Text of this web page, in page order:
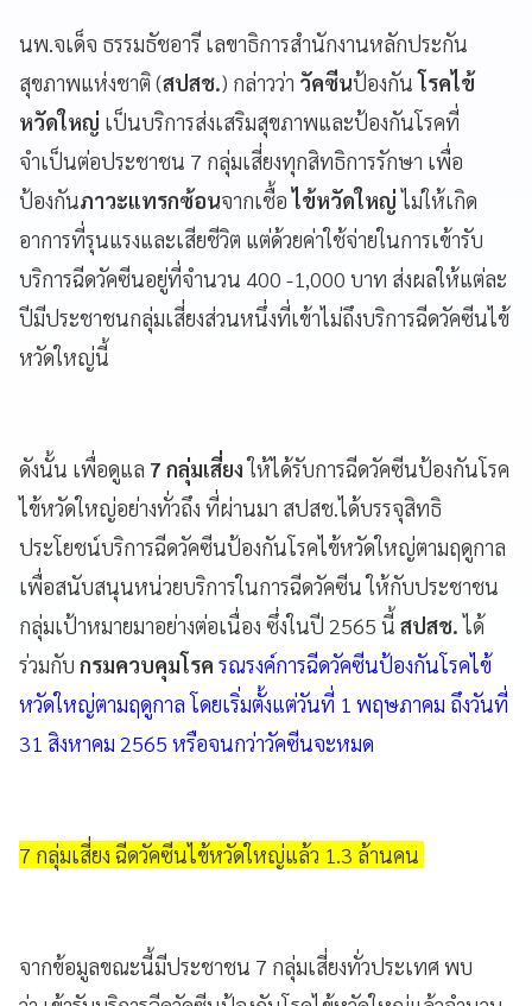
นพ.จเด็จ ธรรมธัชอารี เลขาธิการสำนักงานหลักประกัน
สุขภาพแห่งชาติ (สปสช.) กล่าวว่า วัคซีนป้องกันโรคไข้
หวัดใหญ่ เป็นบริการส่งเสริมสุขภาพและป้องกันโรคที่
จำเป็นต่อประชาชน 7 กลุ่มเสี่ยงทุกสิทธิการรักษา เพื่อ
ป้องกันภาวะแทรกซ้อนจากเชื้อไข้หวัดใหญ่ไม่ให้เกิด
อาการที่รุนแรงและเสียชีวิต แต่ด้วยค่าใช้จ่ายในการเข้ารับ
บริการฉีดวัคซีนอยู่ที่จำนวน 400 -1,000 บาท ส่งผลให้แต่ละ
ปีมีประชาชนกลุ่มเสี่ยงส่วนหนึ่งที่เข้าไม่ถึงบริการฉีดวัคซีนไข้
หวัดใหญ่นี้
ดังนั้น เพื่อดูแล 7 กลุ่มเสี่ยงให้ได้รับการฉีดวัคซีนป้องกันโรค
ไข้หวัดใหญ่อย่างทั่วถึง ที่ผ่านมา สปสช.ได้บรรจุสิทธิ
ประโยชน์บริการฉีดวัคซีนป้องกันโรคไข้หวัดใหญ่ตามฤดูกาล
เพื่อสนับสนุนหน่วยบริการในการฉีดวัคซีน ให้กับประชาชน
กลุ่มเป้าหมายมาอย่างต่อเนื่อง ซึ่งในปี 2565 นี้ สปสช.ได้
ร่วมกับ กรมควบคุมโรค รณรงค์การฉีดวัคซีนป้องกันโรคไข้
หวัดใหญ่ตามฤดูกาล โดยเริ่มตั้งแต่วันที่ 1 พฤษภาคม ถึงวันที่
31 สิงหาคม 2565 หรือจนกว่าวัคซีนจะหมด
7 กลุ่มเสี่ยง ฉีดวัคซีนไข้หวัดใหญ่แล้ว 1.3 ล้านคน
จากข้อมูลขณะนี้มีประชาชน 7 กลุ่มเสี่ยงทั่วประเทศ พบ